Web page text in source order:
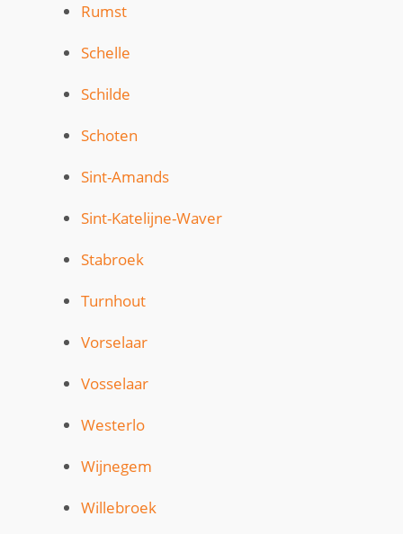
Rumst
Schelle
Schilde
Schoten
Sint-Amands
Sint-Katelijne-Waver
Stabroek
Turnhout
Vorselaar
Vosselaar
Westerlo
Wijnegem
Willebroek